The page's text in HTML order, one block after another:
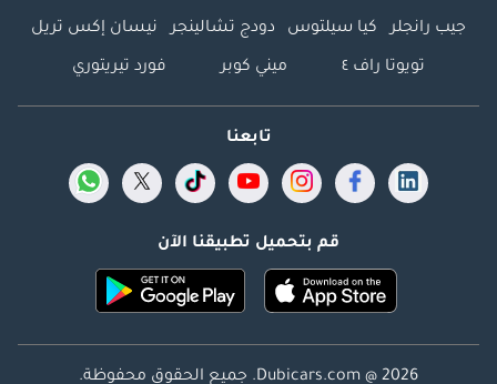
جيب رانجلر كيا سيلتوس دودج تشالينجر نيسان إكس تريل
تويوتا راف ٤ ميني كوبر فورد تيريتوري
تابعنا
قم بتحميل تطبيقنا الآن
Dubicars.com @ 2026. جميع الحقوق محفوظة.